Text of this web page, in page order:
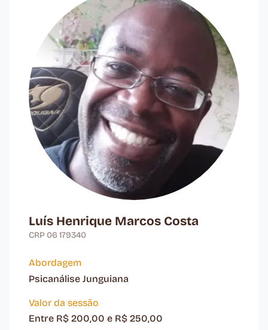
Luís Henrique Marcos Costa
CRP 06 179340
Abordagem
Psicanálise Junguiana
Valor da sessão
Entre R$ 200,00 e R$ 250,00